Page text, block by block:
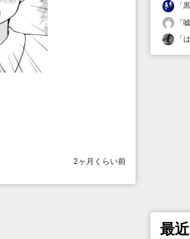
2ヶ月くらい前
「
「
「
最